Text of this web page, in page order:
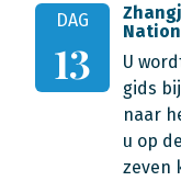
DAG
13
U
gids
naar
u op
zeven